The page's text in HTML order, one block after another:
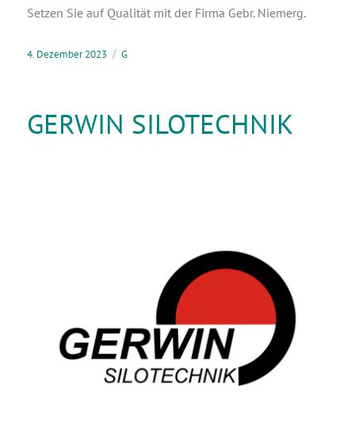
Set­zen Sie auf Qua­li­tät mit der Fir­ma Gebr. Niemerg.
4. Dezember 2023 G
GERWIN SILOTECHNIK